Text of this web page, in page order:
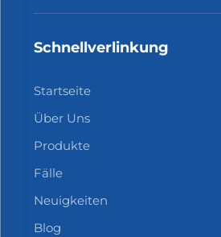
Schnellverlinkung
Startseite
Über Uns
Produkte
Fälle
Neuigkeiten
Blog